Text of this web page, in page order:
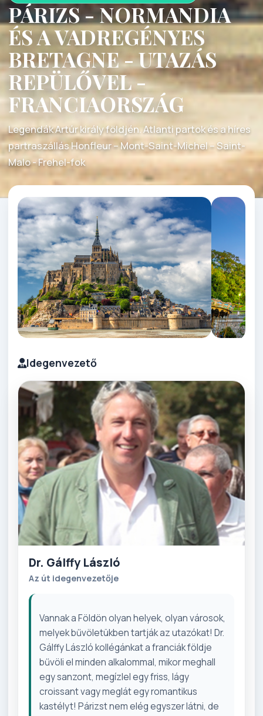
PÁRIZS - NORMANDIA
ÉS A VADREGÉNYES
BRETAGNE - UTAZÁS
REPÜLŐVEL -
FRANCIAORSZÁG
Legendák Artúr király földjén. Atlanti partok és a híres
partraszállás Honfleur – Mont-Saint-Michel – Saint-
Malo - Frehel-fok
Idegenvezető
Dr. Gálffy László
Az út idegenvezetője
Vannak a Földön olyan helyek, olyan városok,
melyek bűvöletükben tartják az utazókat! Dr.
Gálffy László kollégánkat a franciák földje
bűvöli el minden alkalommal, mikor meghall
egy sanzont, megízlel egy friss, lágy
croissant vagy meglát egy romantikus
kastélyt! Párizst nem elég egyszer látni, de